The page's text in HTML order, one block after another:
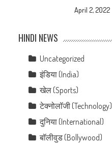
April 2, 2022
HINDI NEWS
Uncategorized
इंडिया (India)
खेल (Sports)
टेक्नोलॉजी (Technology)
दुनिया (International)
बॉलीवुड (Bollywood)